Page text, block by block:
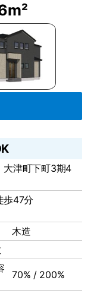
津町下町3期4
歩47分
木造
70% / 200%